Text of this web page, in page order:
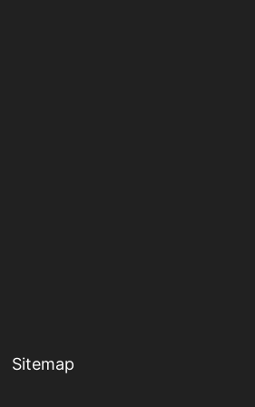
Sitemap